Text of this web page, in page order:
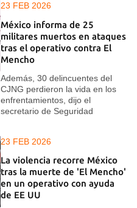
23 FEB 2026
México informa de 25
militares muertos en ataques
tras el operativo contra El
Mencho
Además, 30 delincuentes del
CJNG perdieron la vida en los
enfrentamientos, dijo el
secretario de Seguridad
23 FEB 2026
La violencia recorre México
tras la muerte de 'El Mencho'
en un operativo con ayuda
de EE UU